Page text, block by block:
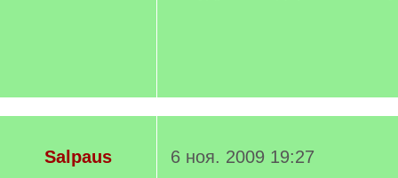
Salpaus
6 ноя. 2009 19:27